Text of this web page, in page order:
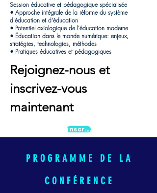
Session éducative et pédagogique spécialisée
• Approche intégrale de la réforme du système
d'éducation et d'éducation
• Potentiel axiologique de l'éducation moderne
• Éducation dans le monde numérique: enjeux,
stratégies, technologies, méthodes
• Pratiques éducatives et pédagogiques
Rejoignez-nous et
inscrivez-vous
maintenant
inscription
PROGRAMME DE LA
CONFÉRENCE